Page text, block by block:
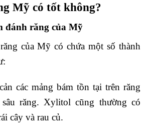
Mỹ có tốt không?
đánh răng của Mỹ
của Mỹ có chứa một số thành
các mảng bám tồn tại trên răng
răng. Xylitol cũng thường có
cây và rau củ.